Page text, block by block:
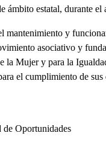
ámbito estatal, durante el
mantenimiento y
asociativo y
la Mujer y para la
el cumplimiento de sus
Oportunidades